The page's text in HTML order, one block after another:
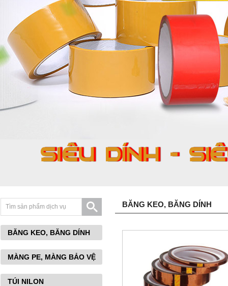
BĂNG KEO, BĂNG DÍNH
MÀNG PE, MÀNG BẢO VỆ
TÚI NILON
BĂNG KEO, BĂNG DÍNH